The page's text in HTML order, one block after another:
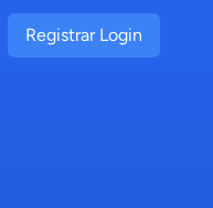
Registrar Login